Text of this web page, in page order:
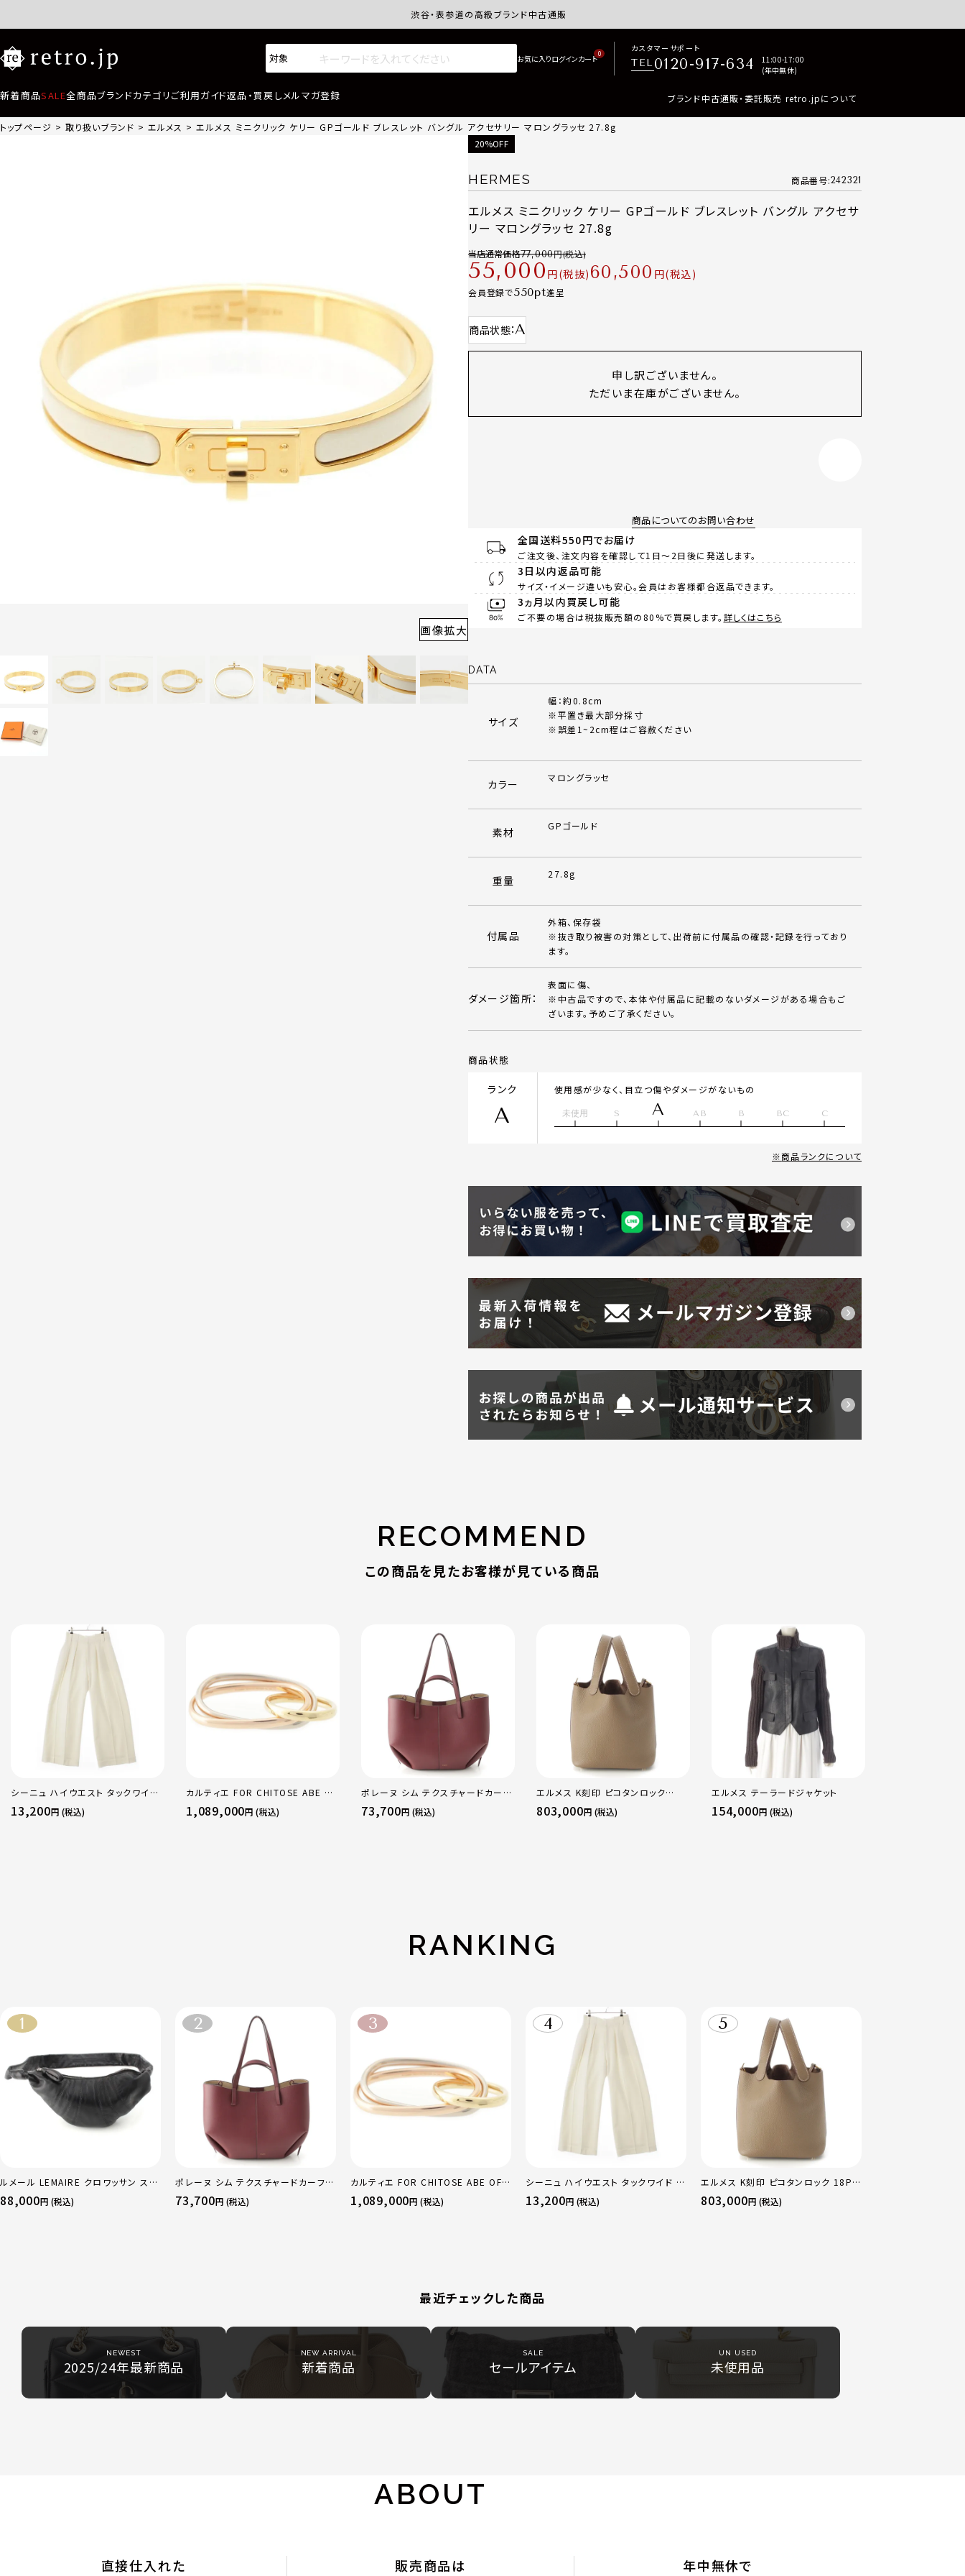
渋谷・表参道の高級ブランド中古通販サイトretro.jp商品はすべて正規品保証・返品可能（返品NG記載品を除く）
0
カスタマーサポート
TEL0120-917-634
11:00-17:00
(年中無休)
新着商品SALE全商品ブランドカテゴリ ご利用ガイド返品・買戻しメルマガ登録 ブランド中古通販・委託販売 retro.jpについて
トップページ 取り扱いブランド エルメス エルメス ミニクリック ケリー GPゴールド ブレスレット バングル アクセサリー マロングラッセ 27.8g
画像拡大
20%OFF
HERMES 商品番号 242321
エルメス ミニクリック ケリー GPゴールド ブレスレット バングル アクセサ
リー マロングラッセ 27.8g
当店通常価格77,000
55,000 税抜 60,500 税込
会員登録で550 進呈
商品状態 A
申し訳ございません。
ただいま在庫がございません。
商品についてのお問い合わせ
全国送料550円でお届け
ご注文後、注文内容を確認して1日～2日後に発送します。
3日以内返品可能
サイズ・イメージ違いも安心。会員はお客様都合返品できます。
3ヵ月以内買戻し可能
ご不要の場合は税抜販売額の80%で買戻します。 詳しくはこちら
DATA
サイズ
幅：約0.8cm
※平置き最大部分採寸
※誤差1~2cm程はご容赦ください
カラー マロングラッセ
素材 GPゴールド
重量 27.8g
付属品
外箱、保存袋
※抜き取り被害の対策として、出荷前に付属品の確認・記録を行っており
ます。
ダメージ箇所：
表面に傷、
※中古品ですので、本体や付属品に記載のないダメージがある場合もご
ざいます。予めご了承ください。
商品状態
ランク
A
使用感が少なく、目立つ傷やダメージがないもの
未使用 S A AB B BC C
商品ランクについて
RECOMMEND
この商品を見たお客様が見ている商品
シーニュ ハイウエスト タックワイド
パンツ ボトムス オフホワイト 0
13,200円 (税込)
カルティエ FOR CHITOSE ABE OF
sacai サカイ 750 YG×PG×WG
トリニティ リング 指輪 マルチカラー
1,089,000円 (税込)
ポレーヌ シム テクスチャードカーフ
レザー トートバッグ ダークチェリー
レギュラー
73,700円 (税込)
エルメス K刻印 ピコタンロック
18PM トリヨン ハンドバッグ ゴール
ド金具 エトゥープ
803,000円 (税込)
エルメス テーラードジャケット
154,000円 (税込)
RANKING
ルメール LEMAIRE クロワッサン スモ
ール ソフトナッパレザー クロス ボディ
バッグ BG0003 LL095 ブラック
88,000円 (税込)
ポレーヌ シム テクスチャードカーフレ
ザー トートバッグ ダークチェリー レギ
ュラー
73,700円 (税込)
カルティエ FOR CHITOSE ABE OF
sacai サカイ 750 YG×PG×WG ト
リニティ リング 指輪 マルチカラー 50
1,089,000円 (税込)
シーニュ ハイウエスト タックワイド パ
ンツ ボトムス オフホワイト 0
13,200円 (税込)
エルメス K刻印 ピコタンロック 18PM
トリヨン ハンドバッグ ゴールド金具 エ
トゥープ
803,000円 (税込)
最近チェックした商品
NEWEST
2025/24年最新商品
NEW ARRIVAL
新着商品
SALE
セールアイテム
UN USED
未使用品
ABOUT
直接仕入れた
販売商品は
年中無休で